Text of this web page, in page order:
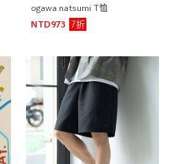
ogawa natsumi T恤
NTD973
7折